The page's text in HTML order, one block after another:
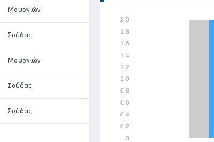
Μουρνιών
Σούδας
Μουρνιών
Σούδας
Σούδας